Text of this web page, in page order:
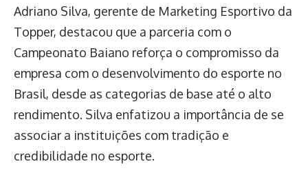
Adriano Silva, gerente de Marketing Esportivo da
Topper, destacou que a parceria com o
Campeonato Baiano reforça o compromisso da
empresa com o desenvolvimento do esporte no
Brasil, desde as categorias de base até o alto
rendimento. Silva enfatizou a importância de se
associar a instituições com tradição e
credibilidade no esporte.